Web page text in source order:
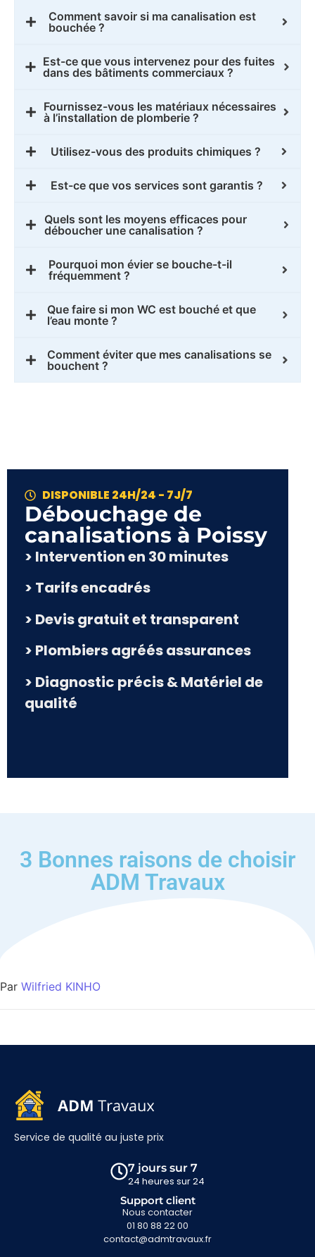
Comment savoir si ma canalisation est
bouchée ?
Est-ce que vous intervenez pour des fuites
dans des bâtiments commerciaux ?
Fournissez-vous les matériaux nécessaires
à l’installation de plomberie ?
Utilisez-vous des produits chimiques ?
Est-ce que vos services sont garantis ?
Quels sont les moyens efficaces pour
déboucher une canalisation ?
Pourquoi mon évier se bouche-t-il
fréquemment ?
Que faire si mon WC est bouché et que
l’eau monte ?
Comment éviter que mes canalisations se
bouchent ?
DISPONIBLE 24H/24 - 7J/7
Débouchage de
canalisations à Poissy
> Intervention en 30 minutes
> Tarifs encadrés
> Devis gratuit et transparent
> Plombiers agréés assurances
> Diagnostic précis & Matériel de
qualité
3 Bonnes raisons de choisir
ADM Travaux
Par Wilfried KINHO
Service de qualité au juste prix
7 jours sur 7
24 heures sur 24
Support client
Nous contacter
01 80 88 22 00
contact@admtravaux.fr